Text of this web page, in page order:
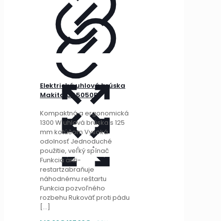
Elektrická uhlová brúska
Makita GA5050R
Kompaktná a ergonomická
1300 W uhlová brúska s 125
mm kotúčom Vysoká
odolnosť Jednoduché
použitie, veľký spínač
Funkcia anti-
restartzabraňuje
náhodnému reštartu
Funkcia pozvoľného
rozbehu Rukoväť proti pádu
[…]